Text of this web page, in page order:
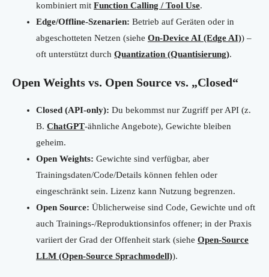
kombiniert mit Function Calling / Tool Use.
Edge/Offline-Szenarien: Betrieb auf Geräten oder in
abgeschotteten Netzen (siehe On-Device AI (Edge AI)) –
oft unterstützt durch Quantization (Quantisierung).
Open Weights vs. Open Source vs. „Closed“
Closed (API-only): Du bekommst nur Zugriff per API (z.
B. ChatGPT-ähnliche Angebote), Gewichte bleiben
geheim.
Open Weights: Gewichte sind verfügbar, aber
Trainingsdaten/Code/Details können fehlen oder
eingeschränkt sein. Lizenz kann Nutzung begrenzen.
Open Source: Üblicherweise sind Code, Gewichte und oft
auch Trainings-/Reproduktionsinfos offener; in der Praxis
variiert der Grad der Offenheit stark (siehe Open-Source
LLM (Open-Source Sprachmodell)).